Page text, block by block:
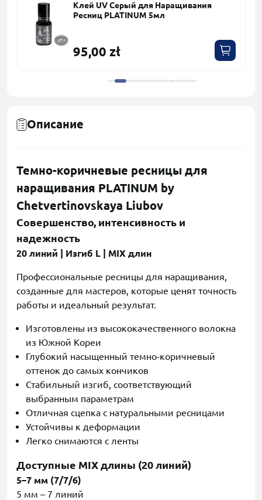
Клей UV Серый для Наращивания
Ресниц PLATINUM 5мл
95,00 zł
Описание
Темно-коричневые ресницы для
наращивания PLATINUM by
Chetvertinovskaya Liubov
Совершенство, интенсивность и
надежность
20 линий | Изгиб L | MIX длин
Профессиональные ресницы для наращивания,
созданные для мастеров, которые ценят точность
работы и идеальный результат.
Изготовлены из высококачественного волокна
из Южной Кореи
Глубокий насыщенный темно-коричневый
оттенок до самых кончиков
Стабильный изгиб, соответствующий
выбранным параметрам
Отличная сцепка с натуральными ресницами
Устойчивы к деформации
Легко снимаются с ленты
Доступные MIX длины (20 линий)
5–7 мм (7/7/6)
5 мм – 7 линий